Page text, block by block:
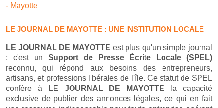
- Mayotte
LE JOURNAL DE MAYOTTE : UNE INSTITUTION LOCALE
LE JOURNAL DE MAYOTTE est plus qu'un simple journal
; c'est un Support de Presse Écrite Locale (SPEL)
reconnu, qui répond aux besoins des entrepreneurs,
artisans, et professions libérales de l'île. Ce statut de SPEL
confère à
LE JOURNAL DE MAYOTTE la capacité
exclusive de publier des annonces légales, ce qui en fait